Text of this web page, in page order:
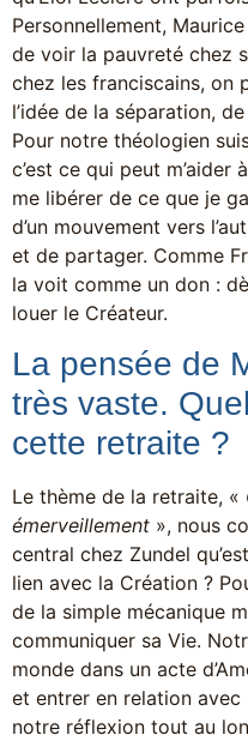
Personnellement,
de voir la pauvreté chez
chez les franciscains, on
l’idée de la séparation,
Pour notre théologien
c’est ce qui peut m’aider
me libérer de ce que je
d’un mouvement vers
et de partager. Comme
la voit comme un don :
louer le Créateur.
La pensée de
très vaste.
cette retraite ?
Le thème de la retraite, «
émerveillement », nous
central chez Zundel
lien avec la Création ?
de la simple mécanique
communiquer sa Vie.
monde dans un acte
et entrer en relation avec
notre réflexion tout au